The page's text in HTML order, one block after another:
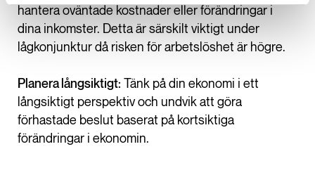
hantera oväntade kostnader eller förändringar i
dina inkomster. Detta är särskilt viktigt under
lågkonjunktur då risken för arbetslöshet är högre.
Planera långsiktigt: Tänk på din ekonomi i ett
långsiktigt perspektiv och undvik att göra
förhastade beslut baserat på kortsiktiga
förändringar i ekonomin.